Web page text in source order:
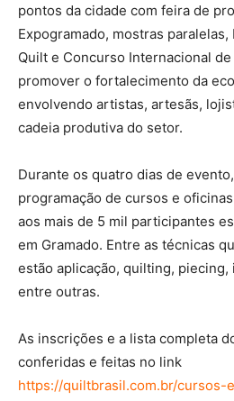
pontos da cidade com feira de
Expogramado, mostras paralelas,
Quilt e Concurso Internacional
promover o fortalecimento da
envolvendo artistas, artesãs,
cadeia produtiva do setor.
Durante os quatro dias de
programação de cursos e
aos mais de 5 mil participantes
em Gramado. Entre as técnicas
estão aplicação, quilting, piecing,
entre outras.
As inscrições e a lista completa
conferidas e feitas no link
https://quiltbrasil.com.br/cursos-